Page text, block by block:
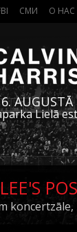
СМИ О НАС
6. AUGUSTĀ
Lielā
koncertzāle,